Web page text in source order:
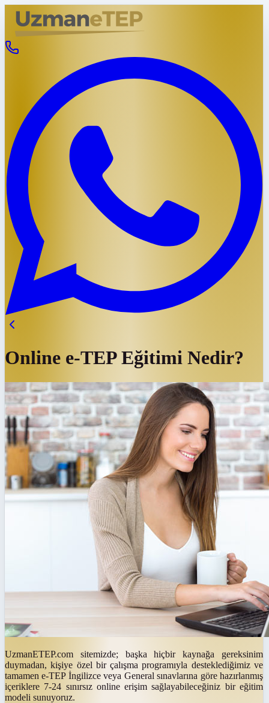
Online e-TEP Eğitimi Nedir?
UzmanETEP.com sitemizde; başka hiçbir kaynağa gereksinim
duymadan, kişiye özel bir çalışma programıyla desteklediğimiz ve
tamamene-TEP İngilizceveya General sınavlarına göre hazırlanmış
içeriklere 7-24 sınırsız onlineerişim sağlayabileceğiniz bir eğitim
modeli sunuyoruz.